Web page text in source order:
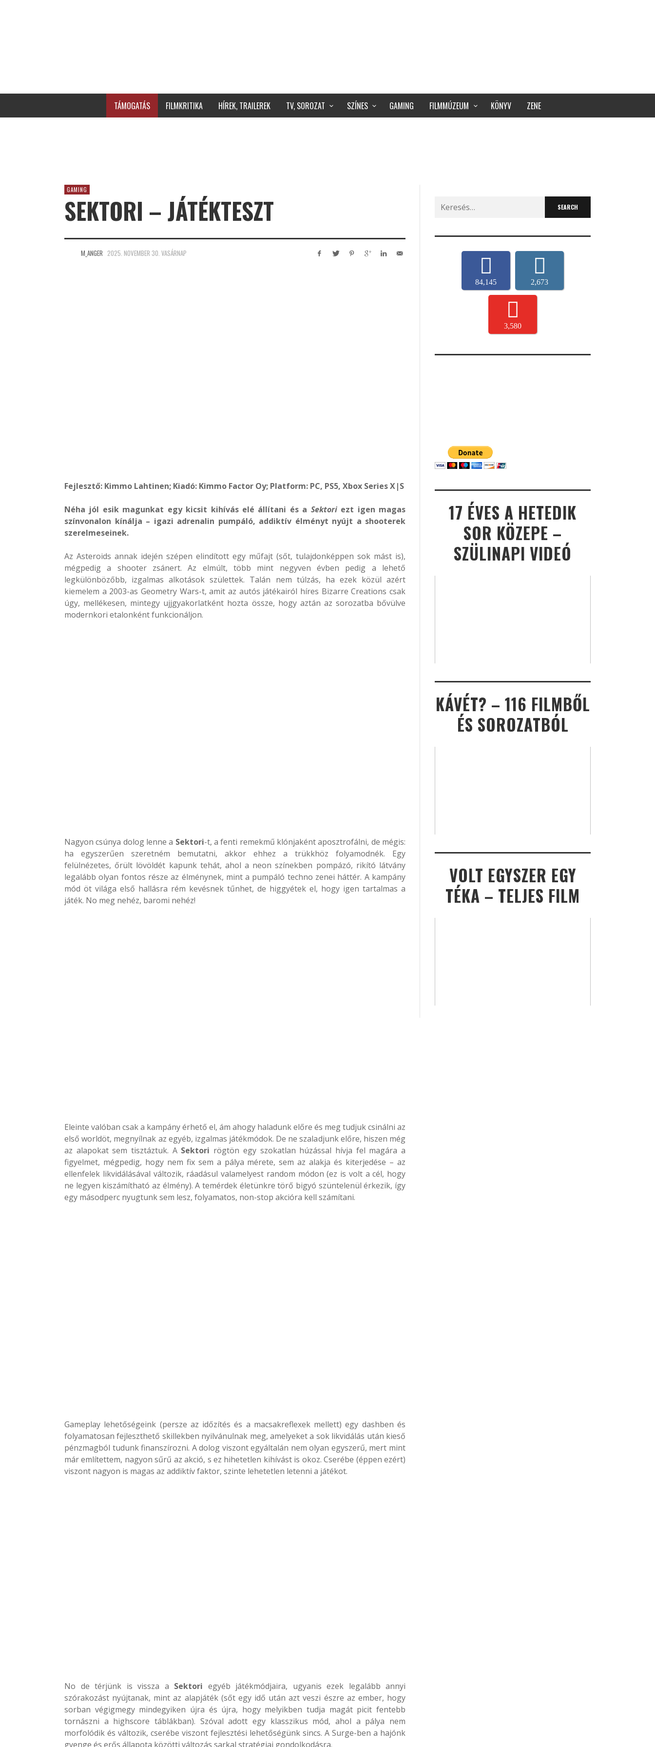
TÁMOGATÁS FILMKRITIKA HÍREK, TRAILEREK TV, SOROZAT SZÍNES GAMING FILMMÚZEUM KÖNYV ZENE
GAMING
SEKTORI – JÁTÉKTESZT
M_ANGER 2025. NOVEMBER 30. VASÁRNAP
Fejlesztő: Kimmo Lahtinen; Kiadó: Kimmo Factor Oy; Platform: PC, PS5, Xbox Series X|S
Néha jól esik magunkat egy kicsit kihívás elé állítani és a Sektori ezt igen magas
színvonalon kínálja – igazi adrenalin pumpáló, addiktív élményt nyújt a shooterek
szerelmeseinek.
Az Asteroids annak idején szépen elindított egy műfajt (sőt, tulajdonképpen sok mást is),
mégpedig a shooter zsánert. Az elmúlt, több mint negyven évben pedig a lehető
legkülönbözőbb, izgalmas alkotások születtek. Talán nem túlzás, ha ezek közül azért
kiemelem a 2003-as Geometry Wars-t, amit az autós játékairól híres Bizarre Creations csak
úgy, mellékesen, mintegy ujjgyakorlatként hozta össze, hogy aztán az sorozatba bővülve
modernkori etalonként funkcionáljon.
Nagyon csúnya dolog lenne a Sektori-t, a fenti remekmű klónjaként aposztrofálni, de mégis:
ha egyszerűen szeretném bemutatni, akkor ehhez a trükkhöz folyamodnék. Egy
felülnézetes, őrült lövöldét kapunk tehát, ahol a neon színekben pompázó, rikító látvány
legalább olyan fontos része az élménynek, mint a pumpáló techno zenei háttér. A kampány
mód öt világa első hallásra rém kevésnek tűnhet, de higgyétek el, hogy igen tartalmas a
játék. No meg nehéz, baromi nehéz!
Eleinte valóban csak a kampány érhető el, ám ahogy haladunk előre és meg tudjuk csinálni az
első worldöt, megnyílnak az egyéb, izgalmas játékmódok. De ne szaladjunk előre, hiszen még
az alapokat sem tisztáztuk. A Sektori rögtön egy szokatlan húzással hívja fel magára a
figyelmet, mégpedig, hogy nem fix sem a pálya mérete, sem az alakja és kiterjedése – az
ellenfelek likvidálásával változik, ráadásul valamelyest random módon (ez is volt a cél, hogy
ne legyen kiszámítható az élmény). A temérdek életünkre törő bigyó szüntelenül érkezik, így
egy másodperc nyugtunk sem lesz, folyamatos, non-stop akcióra kell számítani.
Gameplay lehetőségeink (persze az időzítés és a macsakreflexek mellett) egy dashben és
folyamatosan fejleszthető skillekben nyilvánulnak meg, amelyeket a sok likvidálás után kieső
pénzmagból tudunk finanszírozni. A dolog viszont egyáltalán nem olyan egyszerű, mert mint
már említettem, nagyon sűrű az akció, s ez hihetetlen kihívást is okoz. Cserébe (éppen ezért)
viszont nagyon is magas az addiktív faktor, szinte lehetetlen letenni a játékot.
No de térjünk is vissza a Sektori egyéb játékmódjaira, ugyanis ezek legalább annyi
szórakozást nyújtanak, mint az alapjáték (sőt egy idő után azt veszi észre az ember, hogy
sorban végigmegy mindegyiken újra és újra, hogy melyikben tudja magát picit fentebb
tornászni a highscore táblákban). Szóval adott egy klasszikus mód, ahol a pálya nem
morfolódik és változik, cserébe viszont fejlesztési lehetőségünk sincs. A Surge-ben a hajónk
gyenge és erős állapota közötti változás sarkal stratégiai gondolkodásra.
Search
for:
84,145 2,673
3,580
17 ÉVES A HETEDIK
SOR KÖZEPE –
SZÜLINAPI VIDEÓ
KÁVÉT? – 116 FILMBŐL
ÉS SOROZATBÓL
VOLT EGYSZER EGY
TÉKA – TELJES FILM